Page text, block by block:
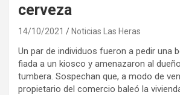
cerveza
14/10/2021 Noticias Las Heras
Un par de individuos fueron a pedir una
fiada a un kiosco y amenazaron al
tumbera. Sospechan que, a modo de
propietario del comercio baleó la